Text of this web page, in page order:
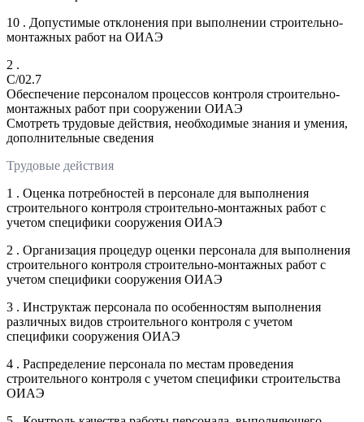
10 . Допустимые отклонения при выполнении строительно-
монтажных работ на ОИАЭ
2 .
C/02.7
Обеспечение персоналом процессов контроля строительно-
монтажных работ при сооружении ОИАЭ
Смотреть трудовые действия, необходимые знания и умения,
дополнительные сведения
Трудовые действия
1 . Оценка потребностей в персонале для выполнения
строительного контроля строительно-монтажных работ с
учетом специфики сооружения ОИАЭ
2 . Организация процедур оценки персонала для выполнения
строительного контроля строительно-монтажных работ с
учетом специфики сооружения ОИАЭ
3 . Инструктаж персонала по особенностям выполнения
различных видов строительного контроля с учетом
специфики сооружения ОИАЭ
4 . Распределение персонала по местам проведения
строительного контроля с учетом специфики строительства
ОИАЭ